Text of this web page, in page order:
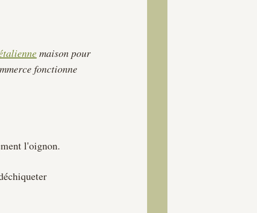
maison pour
fonctionne
l'oignon.